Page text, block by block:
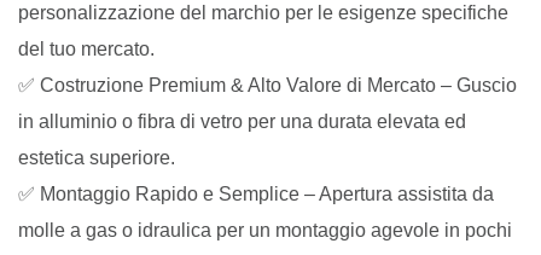
personalizzazione del marchio per le esigenze specifiche
del tuo mercato.
✅ Costruzione Premium & Alto Valore di Mercato – Guscio
in alluminio o fibra di vetro per una durata elevata ed
estetica superiore.
✅ Montaggio Rapido e Semplice – Apertura assistita da
molle a gas o idraulica per un montaggio agevole in pochi